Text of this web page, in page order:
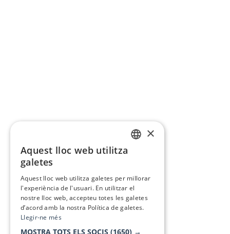
×
Aquest lloc web utilitza
galetes
Aquest lloc web utilitza galetes per millorar
l'experiència de l'usuari. En utilitzar el
nostre lloc web, accepteu totes les galetes
d’acord amb la nostra Política de galetes.
Llegir-ne més
MOSTRA TOTS ELS SOCIS (1650) →